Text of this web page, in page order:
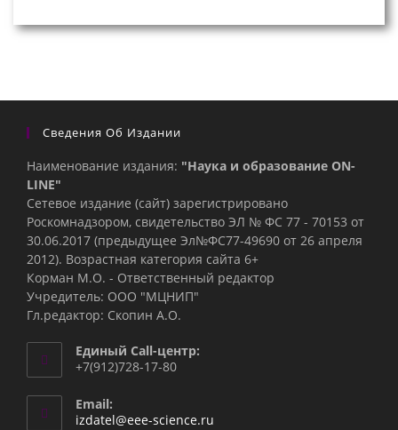
Сведения Об Издании
Наименование издания: "Наука и образование ON-
LINE"
Сетевое издание (сайт) зарегистрировано
Роскомнадзором, свидетельство ЭЛ № ФС 77 - 70153 от
30.06.2017 (предыдущее Эл№ФC77-49690 от 26 апреля
2012). Возрастная категория сайта 6+
Корман М.О. - Ответственный редактор
Учредитель: ООО "МЦНИП"
Гл.редактор: Скопин А.О.
Единый Call-центр:
+7(912)728-17-80
Email:
izdatel@eee-science.ru